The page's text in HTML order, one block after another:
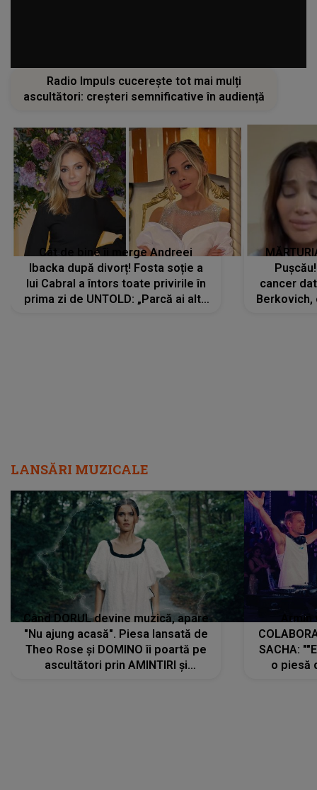
Radio Impuls cucerește tot mai mulți
ascultători: creșteri semnificative în audiență
Cât de bine îi merge Andreei
Ibacka după divorț! Fosta soție a
lui Cabral a întors toate privirile în
prima zi de UNTOLD: „Parcă ai altă
cancer
Berkovich,
LANSĂRI MUZICALE
Când DORUL devine muzică, apare
"Nu ajung acasă". Piesa lansată de
Theo Rose și DOMINO îi poartă pe
ascultători prin AMINTIRI și
SACHA:
o piesă